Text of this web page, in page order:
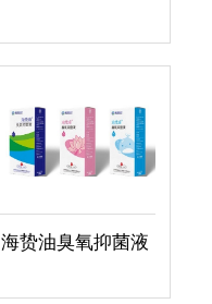
海贽油臭氧抑菌液